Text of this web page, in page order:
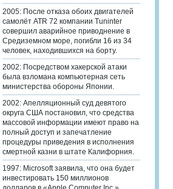
2005: После отказа обоих двигателей
самолёт ATR 72 компании Tuninter
совершил аварийное приводнение в
Средиземном море, погибли 16 из 34
человек, находившихся на борту.
2002: Посредством хакерской атаки
была взломана компьютерная сеть
министерства обороны Японии.
2002: Апелляционный суд девятого
округа США постановил, что средства
массовой информации имеют право на
полный доступ и запечатление
процедуры приведения в исполнения
смертной казни в штате Калифорния.
1997: Microsoft заявила, что она будет
инвестировать 150 миллионов